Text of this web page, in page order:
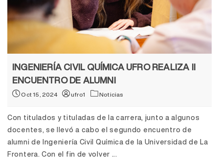
INGENIERÍA CIVIL QUÍMICA UFRO REALIZA II
ENCUENTRO DE ALUMNI
Oct 15, 2024 ufro1 Noticias
Con titulados y tituladas de la carrera, junto a algunos
docentes, se llevó a cabo el segundo encuentro de
alumni de Ingeniería Civil Química de la Universidad de La
Frontera. Con el fin de volver ...